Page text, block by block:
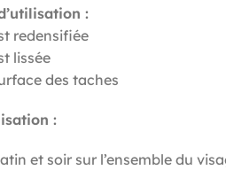
:
redensifiée
lissée
des taches
:
et soir sur l’ensemble du